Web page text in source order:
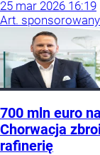
25 mar 2026 16:19
Art. sponsorowany
700 mln euro
Chorwacja
rafinerię